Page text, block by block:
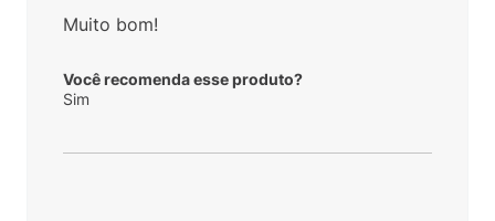
Muito bom!
Você recomenda esse produto?
Sim